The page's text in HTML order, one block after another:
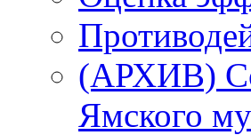
(АРХИВ)
Ямского